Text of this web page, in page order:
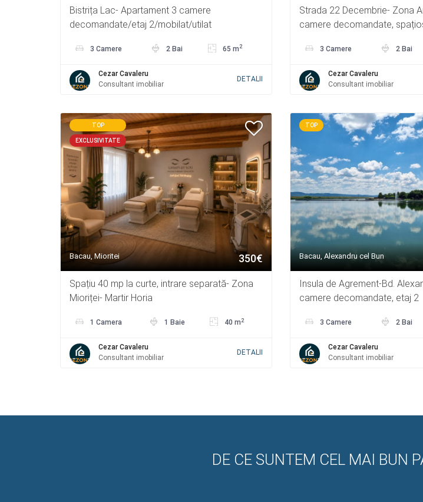
Bistrița Lac- Apartament 3 camere
decomandate/etaj 2/mobilat/utilat
3 Camere 2 Bai 65 m 2
Cezar Cavaleru
Consultant imobiliar
DETALII
Strada 22 Decembrie- Zona
camere decomandate,
3 Camere 2 Bai
Cezar Cavaleru
Consultant imobiliar
TOP
EXCLUSIVITATE
Bacau, Mioritei 350€
Spațiu 40 mp la curte, intrare separată- Zona
Mioriței- Martir Horia
1 Camera 1 Baie 40 m 2
Cezar Cavaleru
Consultant imobiliar
DETALII
TOP
Bacau, Alexandru cel Bun
Insula de Agrement-Bd.
camere decomandate, etaj 2
3 Camere 2 Bai
Cezar Cavaleru
Consultant imobiliar
DE CE SUNTEM CEL MAI BUN